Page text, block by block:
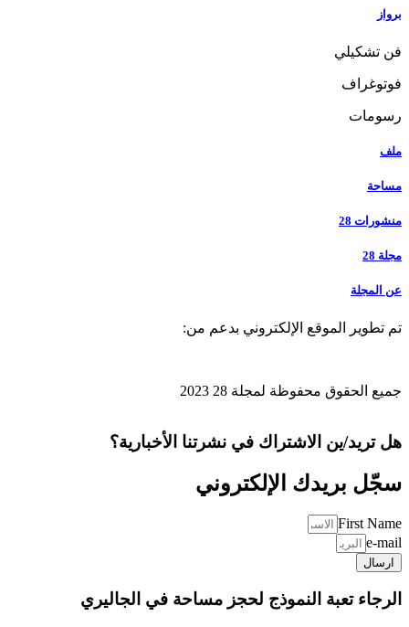
برواز
فن تشكيلي
فوتوغراف
رسومات
ملف
مساحة
منشورات 28
مجلة 28
عن المجلة
تم تطوير الموقع الإلكتروني بدعم من:
جميع الحقوق محفوظة لمجلة 28 2023
هل تريد/ين الاشتراك في نشرتنا الأخبارية؟
سجّل بريدك الإلكتروني
First Name
e-mail
ارسال
الرجاء تعبة النموذج لحجز مساحة في الجاليري